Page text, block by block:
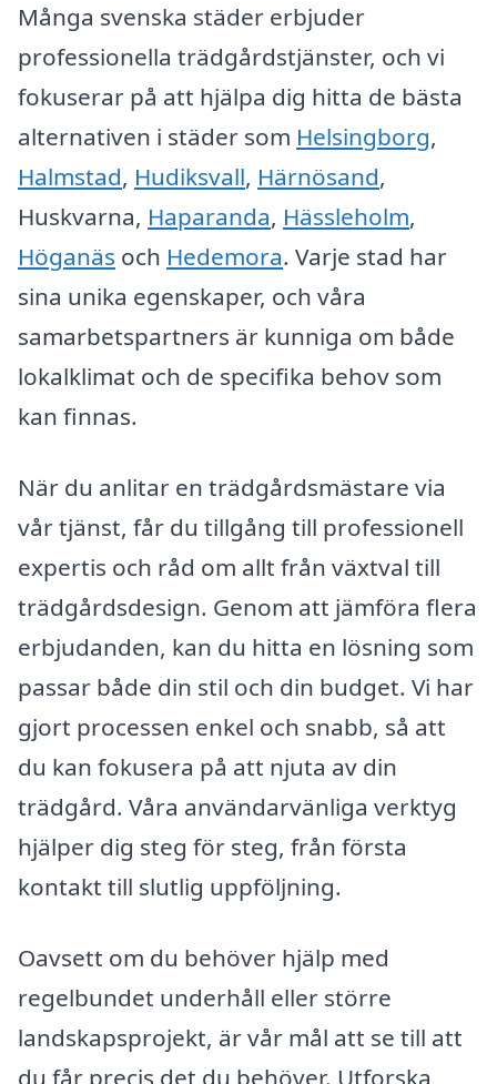
Många svenska städer erbjuder
professionella trädgårdstjänster, och vi
fokuserar på att hjälpa dig hitta de bästa
alternativen i städer som Helsingborg,
Halmstad, Hudiksvall, Härnösand,
Huskvarna, Haparanda, Hässleholm,
Höganäs och Hedemora. Varje stad har
sina unika egenskaper, och våra
samarbetspartners är kunniga om både
lokalklimat och de specifika behov som
kan finnas.
När du anlitar en trädgårdsmästare via
vår tjänst, får du tillgång till professionell
expertis och råd om allt från växtval till
trädgårdsdesign. Genom att jämföra flera
erbjudanden, kan du hitta en lösning som
passar både din stil och din budget. Vi har
gjort processen enkel och snabb, så att
du kan fokusera på att njuta av din
trädgård. Våra användarvänliga verktyg
hjälper dig steg för steg, från första
kontakt till slutlig uppföljning.
Oavsett om du behöver hjälp med
regelbundet underhåll eller större
landskapsprojekt, är vår mål att se till att
du får precis det du behöver. Utforska